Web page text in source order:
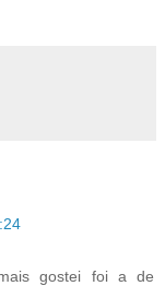
gostei foi a de